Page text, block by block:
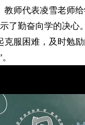
师代表凌雪老师
了勤奋向学的决
服困难，及时勉